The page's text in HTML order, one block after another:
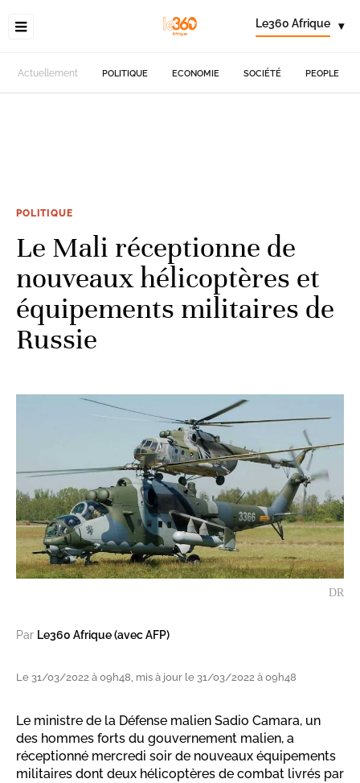
Le360 Afrique ▾
Actuellement POLITIQUE ECONOMIE SOCIÉTÉ PEOPLE
POLITIQUE
Le Mali réceptionne de
nouveaux hélicoptères et
équipements militaires de
Russie
DR
Par Le360 Afrique (avec AFP)
Le 31/03/2022 à 09h48, mis à jour le 31/03/2022 à 09h48
Le ministre de la Défense malien Sadio Camara, un
des hommes forts du gouvernement malien, a
réceptionné mercredi soir de nouveaux équipements
militaires dont deux hélicoptères de combat livrés par